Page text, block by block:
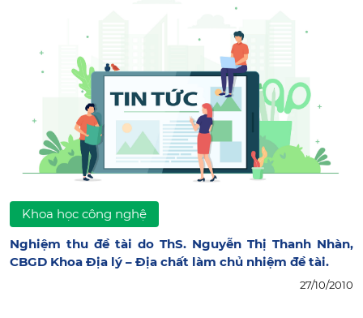
Khoa học công nghệ
Nghiệm thu đề tài do ThS. Nguyễn Thị Thanh Nhàn,
CBGD Khoa Địa lý – Địa chất làm chủ nhiệm đề tài.
27/10/2010